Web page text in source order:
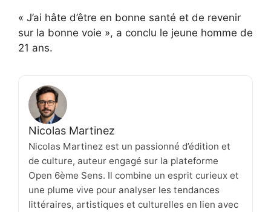
« J’ai hâte d’être en bonne santé et de revenir
sur la bonne voie », a conclu le jeune homme de
21 ans.
Nicolas Martinez
Nicolas Martinez est un passionné d’édition et
de culture, auteur engagé sur la plateforme
Open 6ème Sens. Il combine un esprit curieux et
une plume vive pour analyser les tendances
littéraires, artistiques et culturelles en lien avec